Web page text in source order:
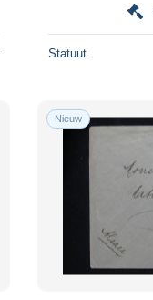
Statuut
Nieuw